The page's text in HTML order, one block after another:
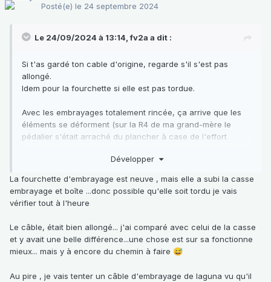
Posté(e) le 24 septembre 2024
Le 24/09/2024 à 13:14,fv2a a dit :
Si t'as gardé ton cable d'origine, regarde s'il s'est pas
allongé.
Idem pour la fourchette si elle est pas tordue.
Avec les embrayages totalement rincée, ça arrive que les
éléments se déforment (sur la R4 de ma grand-mère le
pédalier s'était arraché du plancher à case de l'effort
Développer
La fourchette d'embrayage est neuve , mais elle a subi la casse
embrayage et boîte ...donc possible qu'elle soit tordu je vais
vérifier tout à l'heure
Le câble, était bien allongé... j'ai comparé avec celui de la casse
et y avait une belle différence...une chose est sur sa fonctionne
mieux... mais y à encore du chemin à faire 😅
Au pire , je vais tenter un câble d'embrayage de laguna vu qu'il